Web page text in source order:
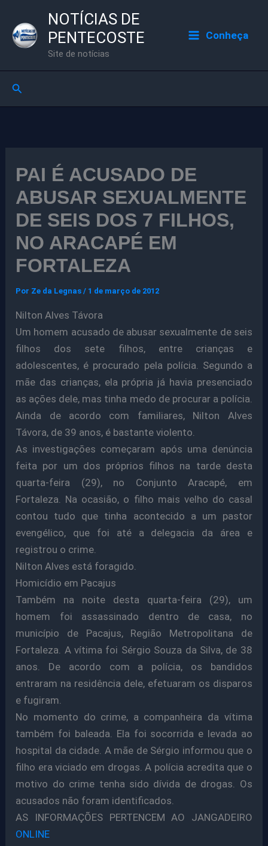
para
NOTÍCIAS DE
PENTECOSTE
Site de notícias
Conheça
Pesquisar
PAI É ACUSADO DE
ABUSAR SEXUALMENTE
DE SEIS DOS 7 FILHOS,
NO ARACAPÉ EM
FORTALEZA
Por Ze da Legnas/ 1 de março de 2012
Nilton Alves Távora
Um homem acusado de abusar sexualmente de seis
filhos dos sete filhos, entre crianças e
adolescentes, é procurado pela polícia. Segundo a
mãe das crianças, ela própria já havia presenciado
as ações dele, mas tinha medo de procurar a polícia.
Ainda de acordo com familiares, Nilton Alves
Távora, de 39 anos, é bastante violento.
As investigações começaram após uma denúncia
feita por um dos próprios filhos na tarde desta
quarta-feira (29), no Conjunto Aracapé, em
Fortaleza. Na ocasião, o filho mais velho do casal
contou tudo que tinha acontecido a um pastor
evengélico, que foi até a delegacia da área e
registrou o crime.
Nilton Alves está foragido.
Homicídio em Pacajus
Também na noite desta quarta-feira (29), um
homem foi assassinado dentro de casa, no
município de Pacajus, Região Metropolitana de
Fortaleza. A vítima foi Sérgio Souza da Silva, de 38
anos. De acordo com a polícia, os bandidos
entraram na residência dele, efetuaram os disparos
e fugiram.
No momento do crime, a companheira da vítima
também foi baleada. Ela foi socorrida e levada ao
hospital da cidade. A mãe de Sérgio informou que o
filho era viciado em drogas. A polícia acredita que o
motivo do crime tenha sido dívida de drogas. Os
acusados não foram identificados.
AS INFORMAÇÕES PERTENCEM AO JANGADEIRO
ONLINE